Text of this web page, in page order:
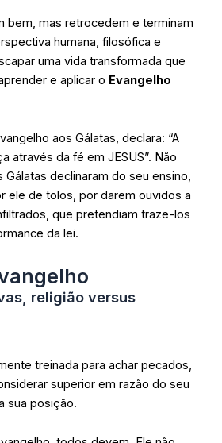
bem, mas retrocedem e terminam
humana, filosófica e
uma vida transformada que
e aplicar o Evangelho
aos Gálatas, declara: “A
através da fé em JESUS”. Não
declinaram do seu ensino,
ele de tolos, por darem ouvidos a
que pretendiam traze-los
da lei.
religião versus
treinada para achar pecados,
superior em razão do seu
sua posição.